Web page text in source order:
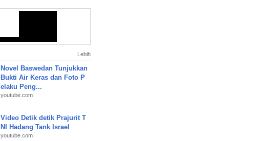
Lebih
Novel Baswedan Tunjukkan
Bukti Air Keras dan Foto P
elaku Peng...
youtube.com
Video Detik detik Prajurit T
NI Hadang Tank Israel
youtube.com